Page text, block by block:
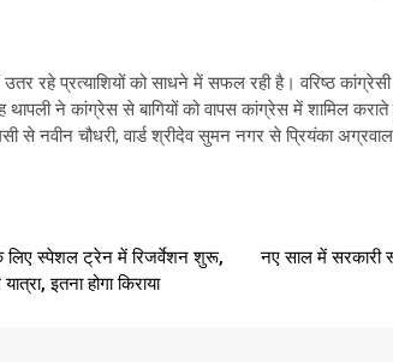
रहे प्रत्याशियों को साधने में सफल रही है। वरिष्ठ
थापली ने कांग्रेस से बागियों को वापस कांग्रेस में शामिल
से नवीन चौधरी, वार्ड श्रीदेव सुमन नगर से प्रियंका
स्‍पेशल ट्रेन में रिजर्वेशन शुरू,
इतना होगा किराया
नए साल में सरकारी